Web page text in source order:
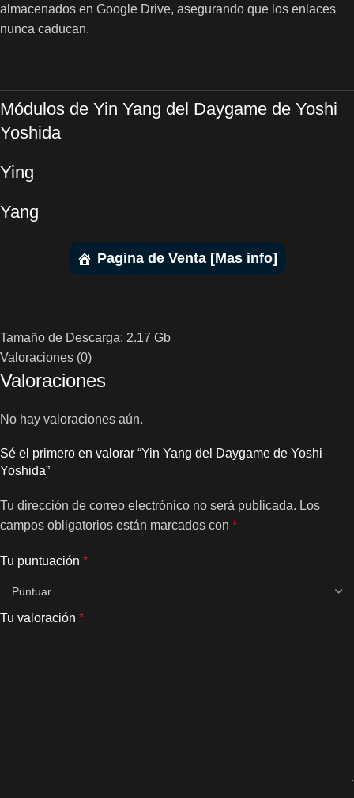
almacenados en Google Drive, asegurando que los enlaces
nunca caducan.
Módulos de Yin Yang del Daygame de Yoshi
Yoshida
Ying
Yang
Pagina de Venta [Mas info]
Tamaño de Descarga: 2.17 Gb
Valoraciones (0)
Valoraciones
No hay valoraciones aún.
Sé el primero en valorar “Yin Yang del Daygame de Yoshi
Yoshida”
Tu dirección de correo electrónico no será publicada. Los
campos obligatorios están marcados con *
Tu puntuación *
Tu valoración *